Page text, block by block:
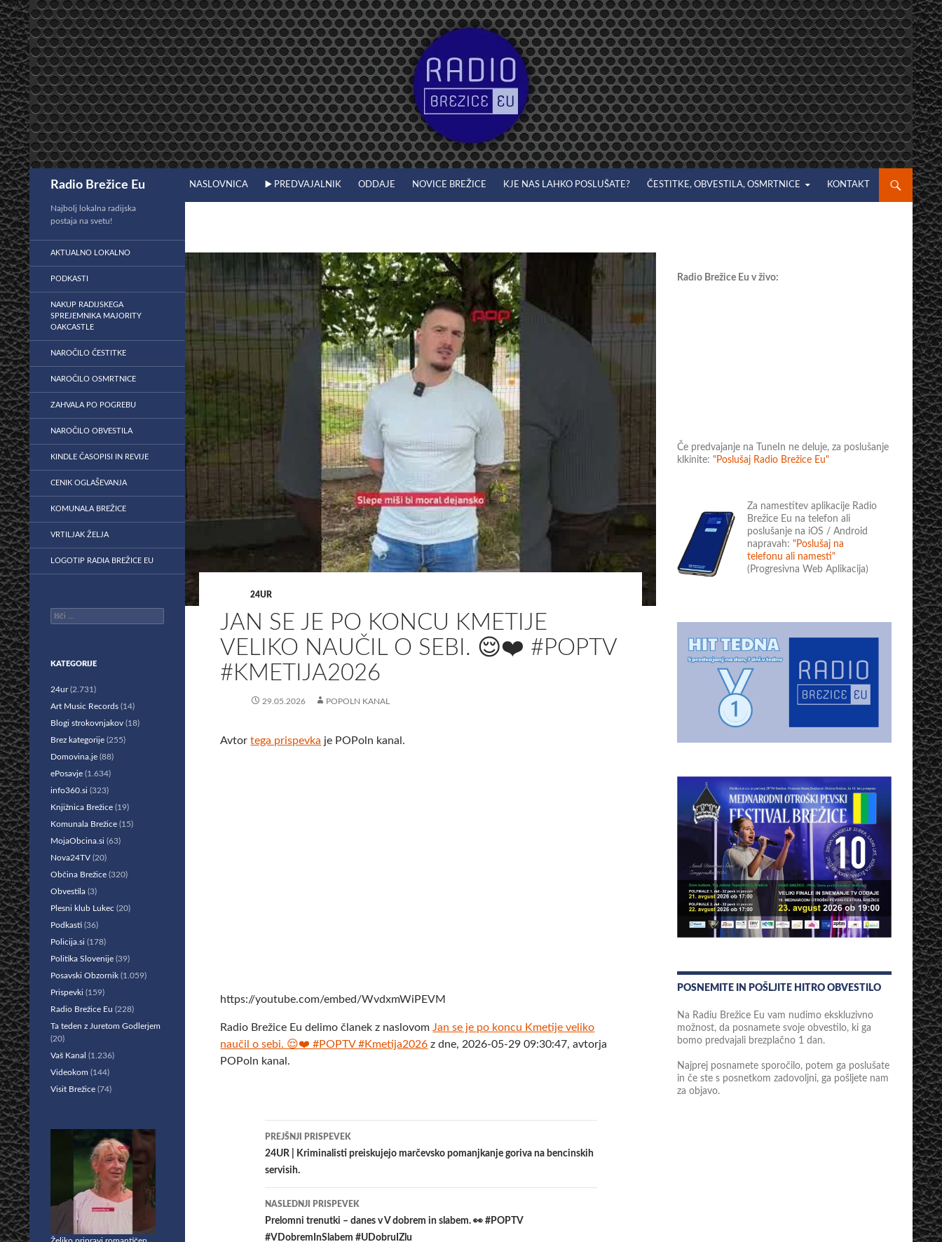
Preskoči
na
vsebino
Radio Brežice Eu NASLOVNICA ▶️ PREDVAJALNIK ODDAJE NOVICE BREŽICE KJE NAS LAHKO POSLUŠATE? ČESTITKE, OBVESTILA, OSMRTNICE KONTAKT
24UR
JAN SE JE PO KONCU KMETIJE
VELIKO NAUČIL O SEBI. 😌❤️ #POPTV
#KMETIJA2026
29.05.2026 POPOLN KANAL
Avtortega prispevka je POPoln kanal.
https://youtube.com/embed/WvdxmWiPEVM
Radio Brežice Eu delimo članek z naslovomJan se je po koncu Kmetije veliko
naučil o sebi. 😌❤️ #POPTV #Kmetija2026 z dne, 2026-05-29 09:30:47, avtorja
POPoln kanal.
Krmarjenje
po
PREJŠNJI PRISPEVEK
24UR | Kriminalisti preiskujejo marčevsko pomanjkanje goriva na bencinskih
servisih.
NASLEDNJI PRISPEVEK
Prelomni trenutki – danes v V dobrem in slabem. 👀 #POPTV
#VDobremInSlabem #UDobruIZlu
Radio Brežice Eu v živo:
Če predvajanje na TuneIn ne deluje, za poslušanje
klkinite: "Poslušaj Radio Brežice Eu"
Za namestitev aplikacije Radio
Brežice Eu na telefon ali
poslušanje na iOS / Android
napravah: "Poslušaj na
telefonu ali namesti"
(Progresivna Web Aplikacija)
POSNEMITE IN POŠLJITE HITRO OBVESTILO
Na Radiu Brežice Eu vam nudimo ekskluzivno
možnost, da posnamete svoje obvestilo, ki ga
bomo predvajali brezplačno 1 dan.
Najprej posnamete sporočilo, potem ga poslušate
in če ste s posnetkom zadovoljni, ga pošljete nam
za objavo.
Najbolj lokalna radijska
postaja na svetu!
AKTUALNO LOKALNO
PODKASTI
NAKUP RADIJSKEGA
SPREJEMNIKA MAJORITY
OAKCASTLE
NAROČILO ČESTITKE
NAROČILO OSMRTNICE
ZAHVALA PO POGREBU
NAROČILO OBVESTILA
KINDLE ČASOPISI IN REVIJE
CENIK OGLAŠEVANJA
KOMUNALA BREŽICE
VRTILJAK ŽELJA
LOGOTIP RADIA BREŽICE EU
Išči:
KATEGORIJE
24ur(2.731)
Art Music Records (14)
Blogi strokovnjakov (18)
Brez kategorije (255)
Domovina.je (88)
ePosavje (1.634)
info360.si (323)
Knjižnica Brežice (19)
Komunala Brežice (15)
MojaObcina.si (63)
Nova24TV (20)
Občina Brežice (320)
Obvestila (3)
Plesni klub Lukec (20)
Podkasti (36)
Policija.si (178)
Politika Slovenije (39)
Posavski Obzornik (1.059)
Prispevki (159)
Radio Brežice Eu (228)
Ta teden z Juretom Godlerjem
(20)
Vaš Kanal (1.236)
Videokom (144)
Visit Brežice (74)